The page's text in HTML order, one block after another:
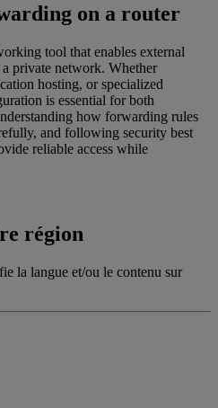
on a router
tool that enables external
a private network. Whether
hosting, or specialized
is essential for both
how forwarding rules
and following security best
reliable access while
région
la langue et/ou le contenu sur